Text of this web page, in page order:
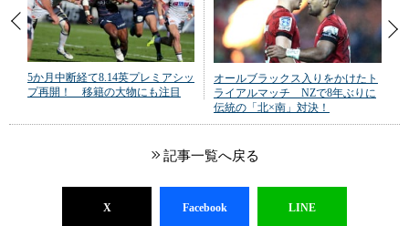
5か月中断経て8.14英プレミアシッ
プ再開！ 移籍の大物にも注目
オールブラックス入りをかけたト
ライアルマッチ NZで8年ぶりに
伝統の「北×南」対決！
記事一覧へ戻る
X Facebook LINE